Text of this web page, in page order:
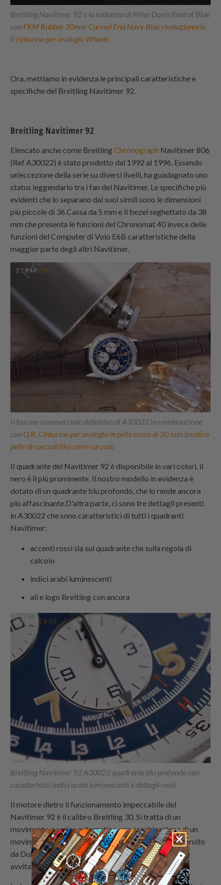
Breitling Navitimer 92 e la radianza di Miles Davis Kind of Blue
con FKM Rubber 20mm Curved End Navy Blue rivoluzionario
il cinturino per orologio Wheels
Ora, mettiamo in evidenza le principali caratteristiche e
specifiche del Breitling Navitimer 92.
Breitling Navitimer 92
Elencato anche come BreitlingChronograph Navitimer 806
(Ref A30022) è stato prodotto dal 1992 al 1996. Essendo
un'eccezione della serie su diversi livelli, ha guadagnato uno
status leggendario tra i fan del Navitimer. Le specifiche più
evidenti che lo separano dai suoi simili sono le dimensioni
più piccole di 36.Cassa da 5 mm e il bezel seghettato da 38
mm che presenta le funzioni del Chronomat 40 invece delle
funzioni del Computer di Volo E6B caratteristiche della
maggior parte degli altri Navitimer.
Il fascino commerciale definitivo di A30022 in combinazione
con Q.R. Cinturino per orologio in pelle croco di 20 mm (motivo
pelle di coccodrillo) semi-curvato
Il quadrante del Navitimer 92 è disponibile in vari colori, il
nero è il più prominente. Il nostro modello in evidenza è
dotato di un quadrante blu profondo, che lo rende ancora
più affascinante.D'altra parte, ci sono tre dettagli presenti
in A30022 che sono caratteristici di tutti i quadranti
Navitimer:
accenti rossi sia sul quadrante che sulla regola di
calcolo
indici arabi luminescenti
ali e logo Breitling con ancora
Breitling Navitimer 92 A30022 quadrante blu profondo con
caratteristici indici arabi luminescenti e dettagli rossi
Il motore dietro il funzionamento impeccabile del
Navitimer 92 è il calibro Breitling 30. Si tratta di un
movimento a carica automatica, una combinazione di un
movimento di base ETA e un modulo cronografo costruito
da Dubois Depraz. È protetto da una cassa in acciaio
avvitata con un fondello dominato dal logo.